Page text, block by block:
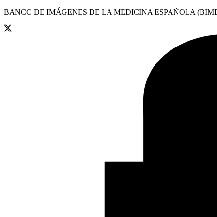
BANCO DE IMÁGENES DE LA MEDICINA ESPAÑOLA